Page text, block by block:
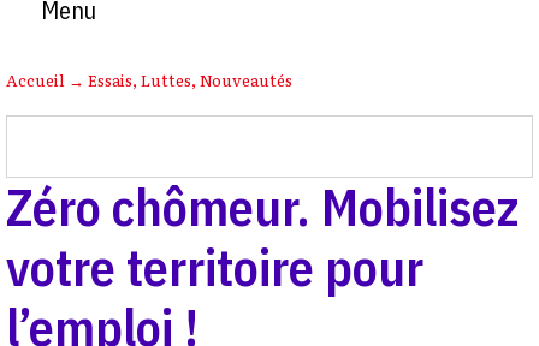
Menu
Accueil → Essais, Luttes, Nouveautés
Zéro chômeur. Mobilisez
votre territoire pour
l’emploi !